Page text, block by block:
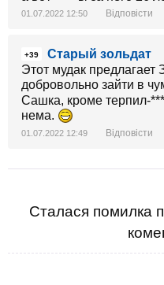
01.07.2022 12:50 Відповісти
+39
Старый зольдат
Этот мудак
добровольно зайти в
Сашка, кроме терпил-
нема.
01.07.2022 12:49 Відповісти
Сталася помилка